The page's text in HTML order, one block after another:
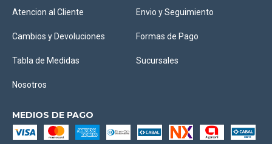
Atencion al Cliente Envio y Seguimiento
Cambios y Devoluciones Formas de Pago
Tabla de Medidas Sucursales
Nosotros
MEDIOS DE PAGO